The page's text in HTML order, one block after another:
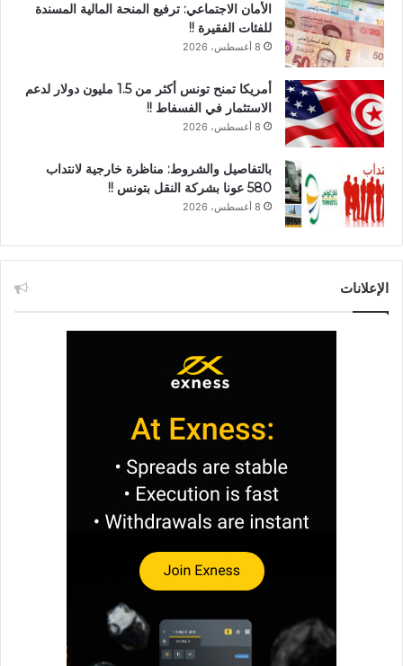
الأمان الاجتماعي: ترفيع المنحة المالية المسندة
للفئات الفقيرة !!
8 أغسطس، 2026
أمريكا تمنح تونس أكثر من 1.5 مليون دولار لدعم
الاستثمار في الفسفاط !!
8 أغسطس، 2026
بالتفاصيل والشروط: مناظرة خارجية لانتداب
580 عونا بشركة النقل بتونس !!
8 أغسطس، 2026
الإعلانات